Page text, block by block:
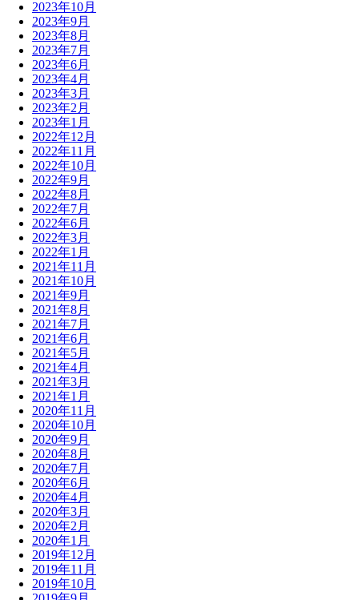
2023年10月
2023年9月
2023年8月
2023年7月
2023年6月
2023年4月
2023年3月
2023年2月
2023年1月
2022年12月
2022年11月
2022年10月
2022年9月
2022年8月
2022年7月
2022年6月
2022年3月
2022年1月
2021年11月
2021年10月
2021年9月
2021年8月
2021年7月
2021年6月
2021年5月
2021年4月
2021年3月
2021年1月
2020年11月
2020年10月
2020年9月
2020年8月
2020年7月
2020年6月
2020年4月
2020年3月
2020年2月
2020年1月
2019年12月
2019年11月
2019年10月